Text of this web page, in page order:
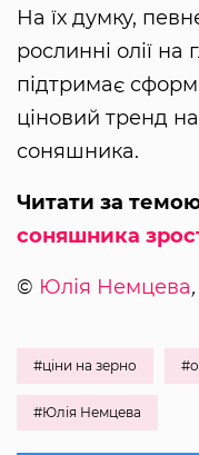
На їх думку,
рослинні олії
підтримає
ціновий тренд
соняшника.
Читати за
соняшника
© Юлія Немцева
#ціни на зерно
#Юлія Немцева